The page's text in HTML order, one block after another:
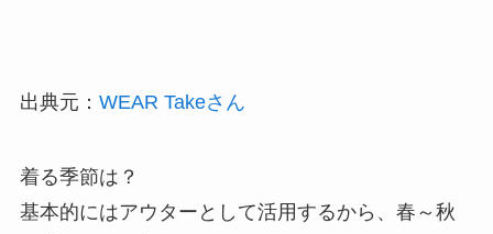
出典元： WEAR Takeさん
着る季節は？
基本的にはアウターとして活用するから、春～秋